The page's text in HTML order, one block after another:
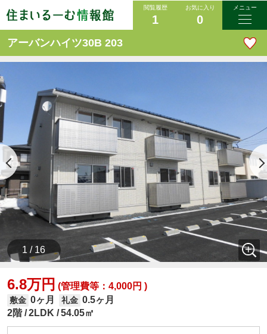
閲覧履歴
1
お気に入り
0
メニュー
アーバンハイツ30B 203
1 / 16
6.8万円 (管理費等：4,000円 )
敷金 0ヶ月 礼金 0.5ヶ月
2階 2LDK 54.05㎡